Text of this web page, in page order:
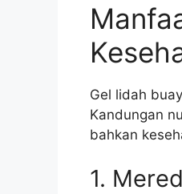
Gel lidah
Kandungan
bahkan
1.